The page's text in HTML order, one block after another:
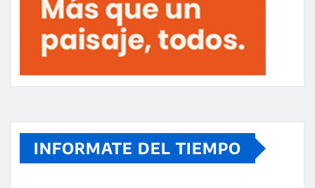
INFORMATE DEL TIEMPO